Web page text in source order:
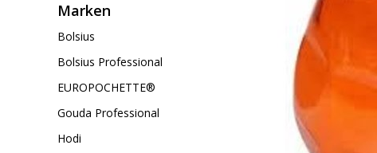
Marken
Bolsius
Bolsius Professional
EUROPOCHETTE®
Gouda Professional
Hodi